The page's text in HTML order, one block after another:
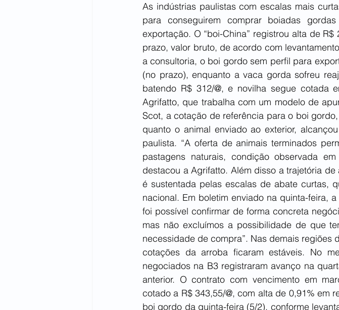
As indústrias paulistas com escalas mais
para conseguirem comprar boiadas
exportação. O “boi-China” registrou alta de
prazo, valor bruto, de acordo com
a consultoria, o boi gordo sem perfil para
(no prazo), enquanto a vaca gorda sofreu
batendo R$ 312/@, e novilha segue cotada
Agrifatto, que trabalha com um modelo de
Scot, a cotação de referência para o boi
quanto o animal enviado ao exterior,
paulista. “A oferta de animais terminados
pastagens naturais, condição observada
destacou a Agrifatto. Além disso a trajetória
é sustentada pelas escalas de abate curtas,
nacional. Em boletim enviado na quinta-feira,
foi possível confirmar de forma concreta
mas não excluímos a possibilidade de que
necessidade de compra”. Nas demais regiões
cotações da arroba ficaram estáveis. No
negociados na B3 registraram avanço na
anterior. O contrato com vencimento em
cotado a R$ 343,55/@, com alta de 0,91% em
boi gordo da quinta-feira (5/2), conforme